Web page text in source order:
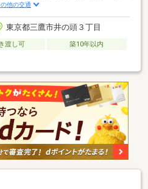
の他の交通
東京都三鷹市井の頭３丁目
渡し可
築10年以内